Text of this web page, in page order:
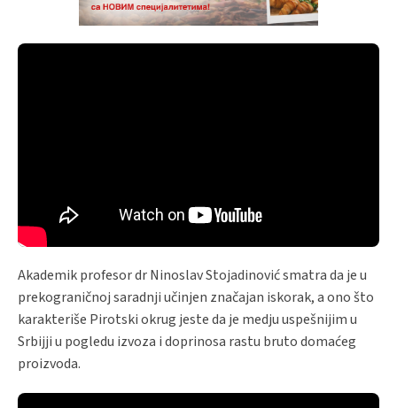
Akademik profesor dr Ninoslav Stojadinović smatra da je u
prekograničnoj saradnji učinjen značajan iskorak, a ono što
karakteriše Pirotski okrug jeste da je medju uspešnijim u
Srbijji u pogledu izvoza i doprinosa rastu bruto domaćeg
proizvoda.